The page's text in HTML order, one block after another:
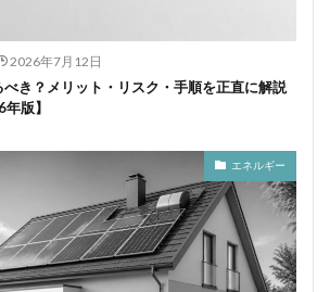
2026年7月12日
き？メリット・リスク・手順を正直に解説
版】
エネルギー